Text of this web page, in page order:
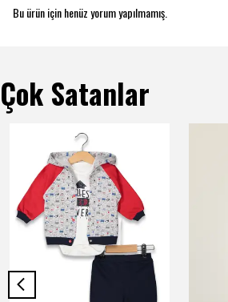
Bu ürün için henüz yorum yapılmamış.
Çok Satanlar